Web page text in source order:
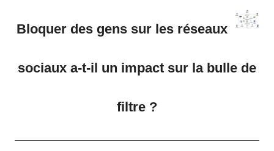
Bloquer des gens sur les réseaux
sociaux a-t-il un impact sur la bulle de
filtre ?